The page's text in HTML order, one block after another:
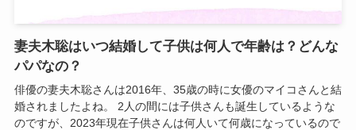
妻夫木聡はいつ結婚して子供は何人で年齢は？どんな
パパなの？
俳優の妻夫木聡さんは2016年、35歳の時に女優のマイコさんと結
婚されましたよね。 2人の間には子供さんも誕生しているような
のですが、2023年現在子供さんは何人いて何歳になっているので